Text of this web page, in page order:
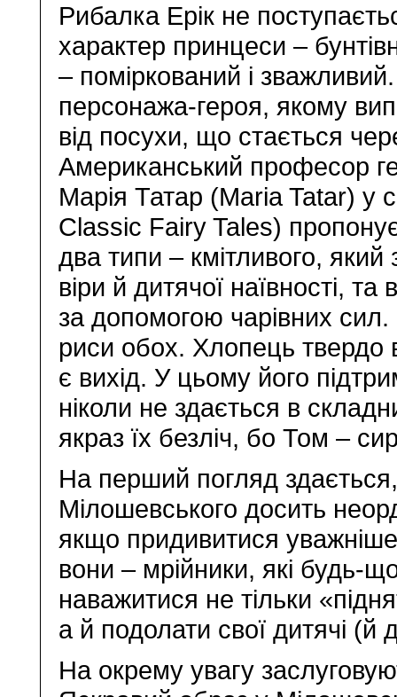
Рибалка Ерік не
характер принцеси –
– поміркований і
персонажа-героя, якому
від посухи, що стається
Американський професор
Марія Татар (Maria Tatar) у
Classic Fairy Tales)
два типи – кмітливого,
віри й дитячої наївності,
за допомогою чарівних
риси обох. Хлопець твердо
є вихід. У цьому його
ніколи не здається в
якраз їх безліч, бо Том –
На перший погляд
Мілошевського досить
якщо придивитися
вони – мрійники, які будь-
наважитися не тільки
а й подолати свої дитячі (й
На окрему увагу